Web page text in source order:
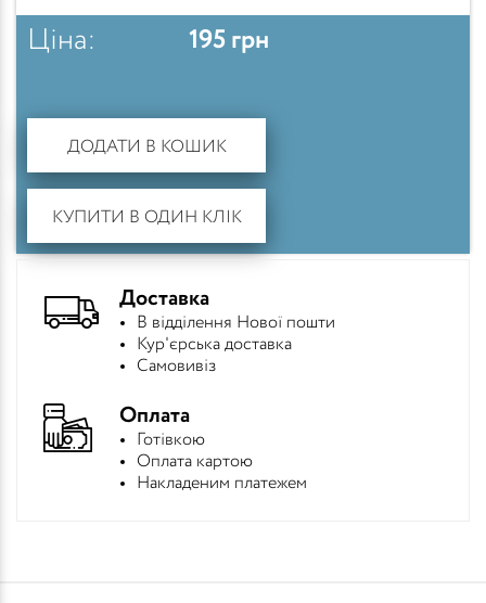
Ціна: 195 грн
ДОДАТИ В КОШИК
КУПИТИ В ОДИН КЛІК
Доставка
В відділення Нової пошти
Кур'єрська доставка
Самовивіз
Оплата
Готівкою
Оплата картою
Накладеним платежем